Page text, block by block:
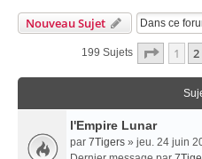
Nouveau Sujet
199 Sujets Page 1
1 2
l'Empire Lunar
par 7Tigers » jeu. 24 juin